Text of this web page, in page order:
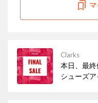
Clarks
本日、最
シューズア